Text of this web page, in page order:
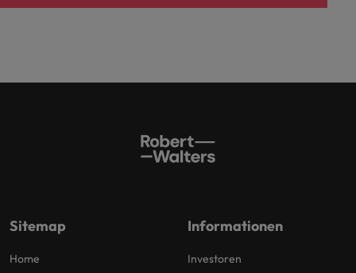
Sitemap
Home
Informationen
Investoren